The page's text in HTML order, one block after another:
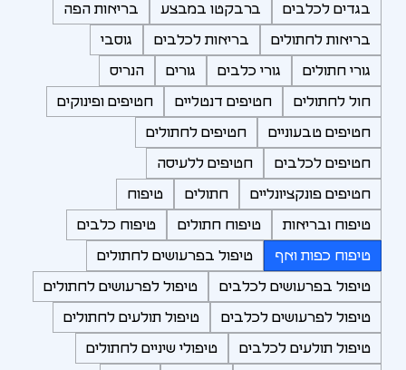
בגדים לכלבים ברבקטו במבצע בריאות הפה
בריאות לחתולים בריאות לכלבים גוסבי
גורי חתולים גורי כלבים גורים הנריס
חול לחתולים חטיפים דנטליים חטיפים ופינוקים
חטיפים טבעוניים חטיפים לחתולים
חטיפים לכלבים חטיפים ללעיסה
חטיפים פונקציונליים חתולים טיפוח
טיפוח ובריאות טיפוח חתולים טיפוח כלבים
טיפוח כפות ואף טיפול בפרעושים לחתולים
טיפול בפרעושים לכלבים טיפול לפרעושים לחתולים
טיפול לפרעושים לכלבים טיפול תולעים לחתולים
טיפול תולעים לכלבים טיפולי שיניים לחתולים